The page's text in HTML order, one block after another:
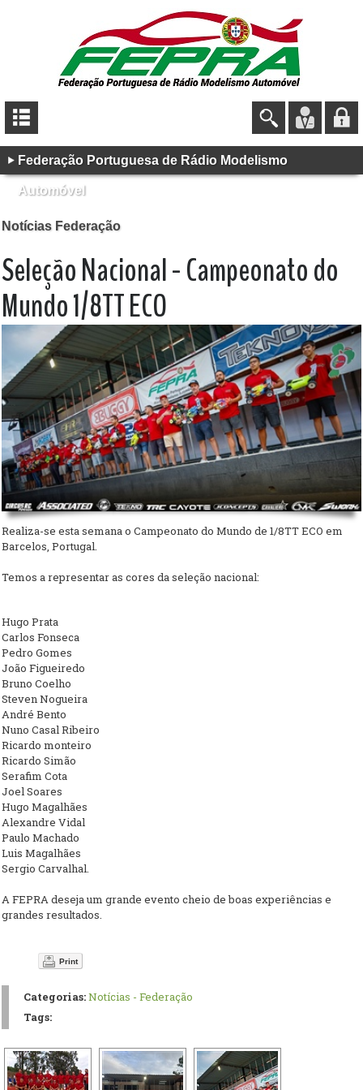
Federação Portuguesa de Rádio Modelismo
Automóvel
Notícias Federação
Seleção Nacional - Campeonato do
Mundo 1/8TT ECO
Realiza-se esta semana o Campeonato do Mundo de 1/8TT ECO em
Barcelos, Portugal.
Temos a representar as cores da seleção nacional:
Hugo Prata
Carlos Fonseca
Pedro Gomes
João Figueiredo
Bruno Coelho
Steven Nogueira
André Bento
Nuno Casal Ribeiro
Ricardo monteiro
Ricardo Simão
Serafim Cota
Joel Soares
Hugo Magalhães
Alexandre Vidal
Paulo Machado
Luis Magalhães
Sergio Carvalhal.
A FEPRA deseja um grande evento cheio de boas experiências e
grandes resultados.
Print
Categorias:Notícias - Federação
Tags: